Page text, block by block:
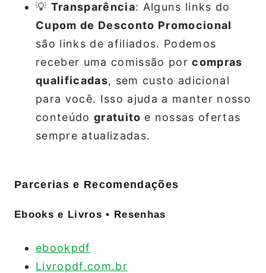
💡 Transparência: Alguns links do
Cupom de Desconto Promocional
são links de afiliados. Podemos
receber uma comissão porcompras
qualificadas, sem custo adicional
para você. Isso ajuda a manter nosso
conteúdo gratuito e nossas ofertas
sempre atualizadas.
Parcerias e Recomendações
Ebooks e Livros • Resenhas
ebookpdf
Livropdf.com.br